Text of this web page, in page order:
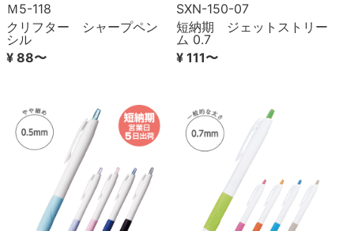
Ｍ5-118
クリフター シャープペン
シル
¥ 88〜
SXN-150-07
短納期 ジェットストリー
ム 0.7
¥ 111〜